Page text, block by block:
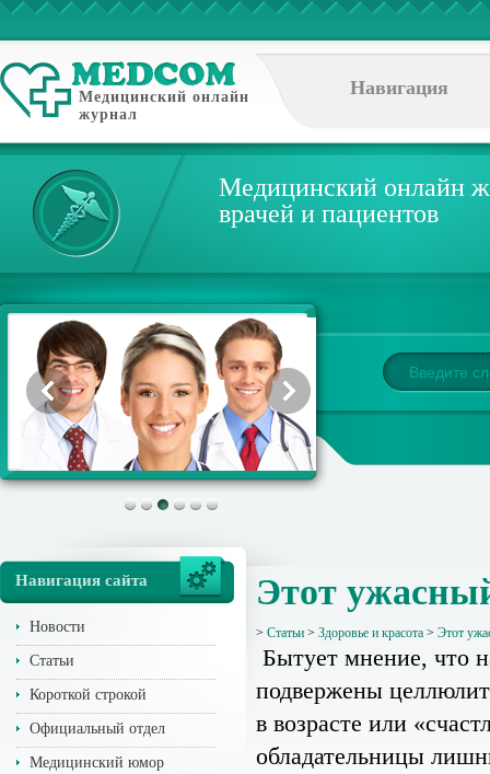
Медицинский онлайн
журнал
Навигация
Медицинский онлайн
врачей и пациентов
Навигация сайта
Новости
Статьи
Короткой строкой
Официальный отдел
Медицинский юмор
Этот
> Статьи > Здоровье и красота > Этот
Бытует мнение, что
подвержены
в возрасте или
обладательницы